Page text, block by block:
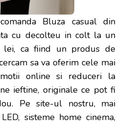
Bluza casual din
cu decolteu in colt la un
ca fiind un produs de
sa va oferim cele mai
online si reduceri la
ieftine, originale ce pot fi
Pe site-ul nostru, mai
sisteme home cinema,